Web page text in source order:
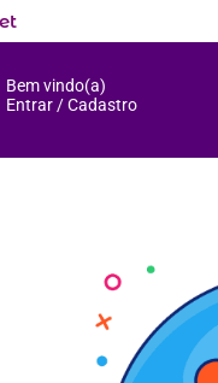
Bem vindo(a)
Entrar / Cadastro